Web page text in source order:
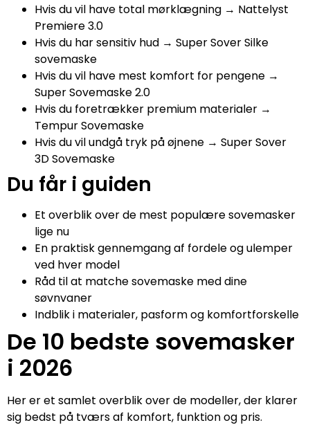
Hvis du vil have total mørklægning → Nattelyst
Premiere 3.0
Hvis du har sensitiv hud → Super Sover Silke
sovemaske
Hvis du vil have mest komfort for pengene →
Super Sovemaske 2.0
Hvis du foretrækker premium materialer →
Tempur Sovemaske
Hvis du vil undgå tryk på øjnene → Super Sover
3D Sovemaske
Du får i guiden
Et overblik over de mest populære sovemasker
lige nu
En praktisk gennemgang af fordele og ulemper
ved hver model
Råd til at matche sovemaske med dine
søvnvaner
Indblik i materialer, pasform og komfortforskelle
De 10 bedste sovemasker
i 2026
Her er et samlet overblik over de modeller, der klarer
sig bedst på tværs af komfort, funktion og pris.